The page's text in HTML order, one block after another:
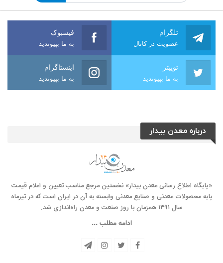
تلگرام
عضویت در کانال
فیسبوک
به ما بپیوندید
توییتر
به ما بپیوندید
اینستاگرام
به ما بپیوندید
درباره معدن بیدار
«پایگاه اطلاع رسانی معدن بیدار» نخستین مرجع مناسب تعیین و اعلام قیمت
پایه محصولات معدنی و صنایع معدنی وابسته به آن در ایران است که در تیرماه
سال ۱۳۹۱ همزمان با روز صنعت و معدن راه‌‌اندازی شد.
ادامه مطلب ...